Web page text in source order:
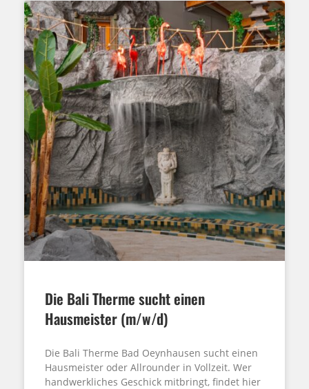
Die Bali Therme sucht einen
Hausmeister (m/w/d)
Die Bali Therme Bad Oeynhausen sucht einen
Hausmeister oder Allrounder in Vollzeit. Wer
handwerkliches Geschick mitbringt, findet hier